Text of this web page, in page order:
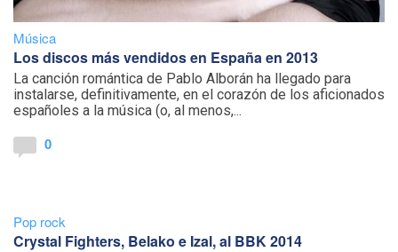
Música
Los discos más vendidos en España en 2013
La canción romántica de Pablo Alborán ha llegado para
instalarse, definitivamente, en el corazón de los aficionados
españoles a la música (o, al menos,...
0
Pop rock
Crystal Fighters, Belako e Izal, al BBK 2014